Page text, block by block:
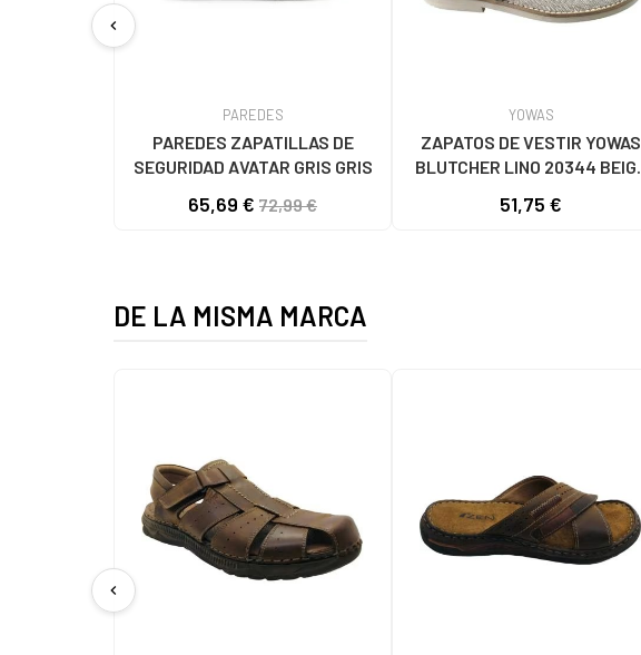
chevron_left
PAREDES
PAREDES ZAPATILLAS DE
SEGURIDAD AVATAR GRIS GRIS
65,69 € 72,99 €
YOWAS
ZAPATOS DE VESTIR YOWAS
BLUTCHER LINO 20344 BEIGE
51,75 €
DE LA MISMA MARCA
chevron_left